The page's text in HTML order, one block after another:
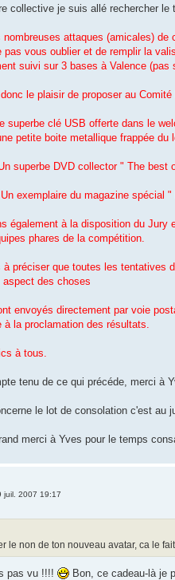
collective je suis allé rechercher
nombreuses attaques (amicales)
pas vous oublier et de remplir la
suivi sur 3 bases à Valence (pas
le plaisir de proposer au
superbe clé USB offerte dans le
petite boite metallique frappée du
superbe DVD collector " The best
exemplaire du magazine spécial
également à la disposition du
phares de la compétition.
à préciser que toutes les tentatives
des choses
envoyés directement par voie
à la proclamation des résultats.
à tous.
tenu de ce qui précéde, merci à
le lot de consolation c'est au
merci à Yves pour le temps
juil. 2007 19:17
le non de ton nouveau avatar, ca le
pas vu !!!!
Bon, ce cadeau-là je